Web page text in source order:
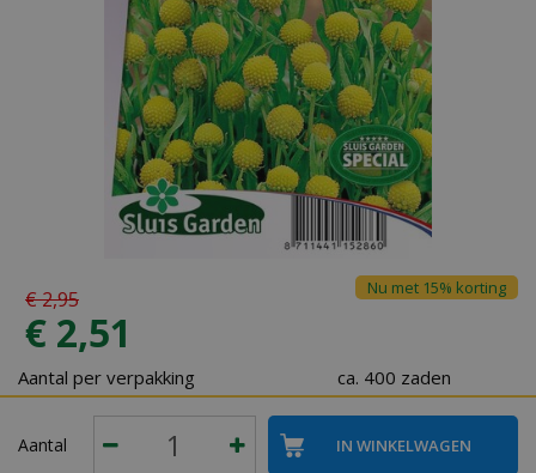
€2,95
€ 2,51
Nu met 15% korting
Aantal per verpakking ca. 400 zaden
Aantal